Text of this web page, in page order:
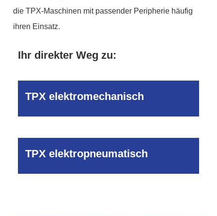
die TPX-Maschinen mit passender Peripherie häufig
ihren Einsatz.
Ihr direkter Weg zu:
TPX elektromechanisch
TPX elektropneumatisch